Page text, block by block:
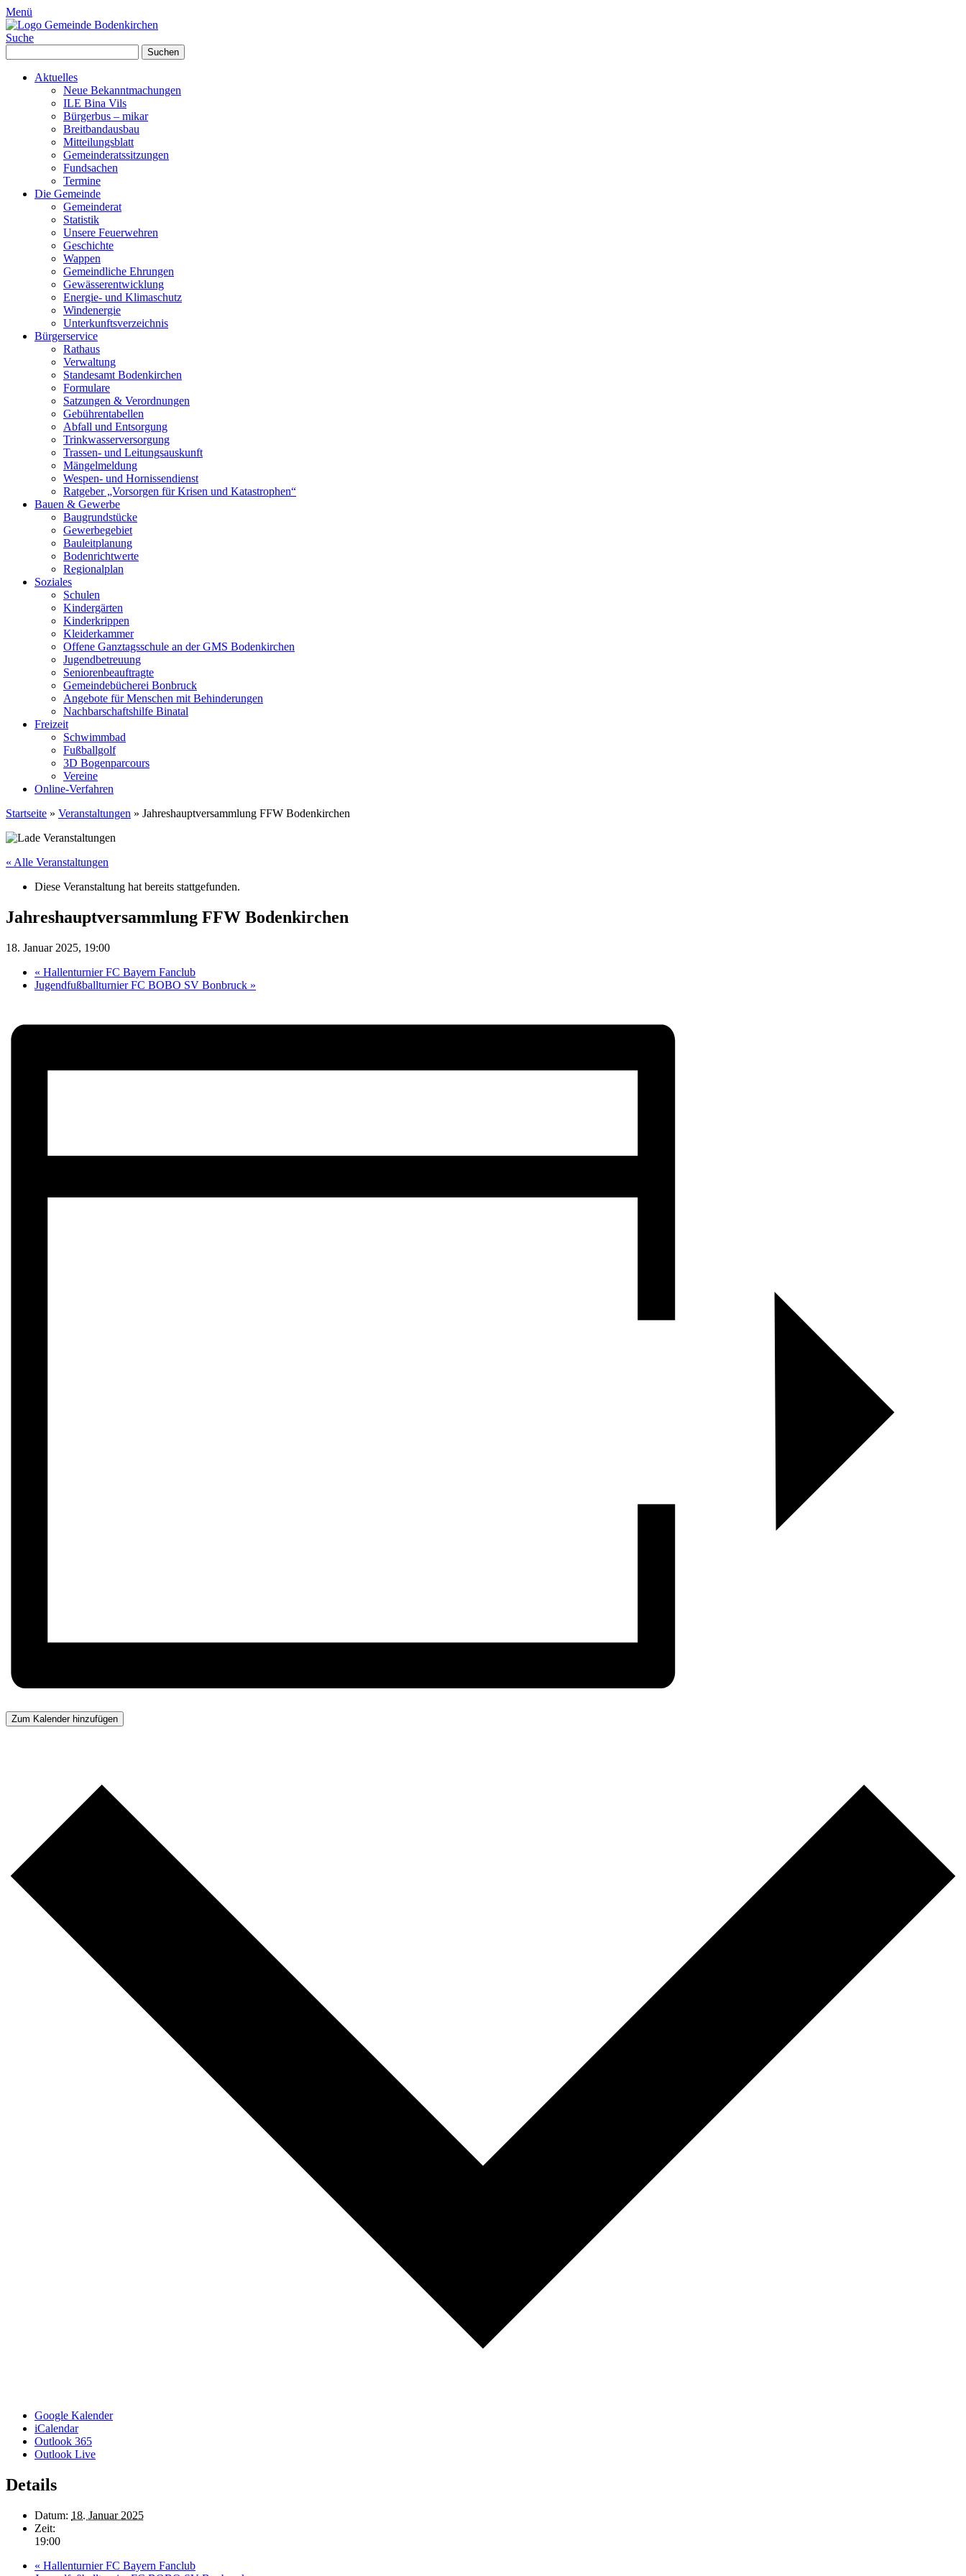
Menü
Suche
nach:
Aktuelles
Neue Bekanntmachungen
ILE Bina Vils
Bürgerbus – mikar
Breitbandausbau
Mitteilungsblatt
Gemeinderatssitzungen
Fundsachen
Termine
Die Gemeinde
Gemeinderat
Statistik
Unsere Feuerwehren
Geschichte
Wappen
Gemeindliche Ehrungen
Gewässerentwicklung
Energie- und Klimaschutz
Windenergie
Unterkunftsverzeichnis
Bürgerservice
Rathaus
Verwaltung
Standesamt Bodenkirchen
Formulare
Satzungen & Verordnungen
Gebührentabellen
Abfall und Entsorgung
Trinkwasserversorgung
Trassen- und Leitungsauskunft
Mängelmeldung
Wespen- und Hornissendienst
Ratgeber „Vorsorgen für Krisen und Katastrophen“
Bauen & Gewerbe
Baugrundstücke
Gewerbegebiet
Bauleitplanung
Bodenrichtwerte
Regionalplan
Soziales
Schulen
Kindergärten
Kinderkrippen
Kleiderkammer
Offene Ganztagsschule an der GMS Bodenkirchen
Jugendbetreuung
Seniorenbeauftragte
Gemeindebücherei Bonbruck
Angebote für Menschen mit Behinderungen
Nachbarschaftshilfe Binatal
Freizeit
Schwimmbad
Fußballgolf
3D Bogenparcours
Vereine
Online-Verfahren
Startseite » Veranstaltungen » Jahreshauptversammlung FFW Bodenkirchen
« Alle Veranstaltungen
Diese Veranstaltung hat bereits stattgefunden.
Jahreshauptversammlung FFW Bodenkirchen
18. Januar 2025, 19:00
« Hallenturnier FC Bayern Fanclub
Jugendfußballturnier FC BOBO SV Bonbruck »
Zum Kalender hinzufügen
Google Kalender
iCalendar
Outlook 365
Outlook Live
Details
Datum: 18. Januar 2025
Zeit:
19:00
« Hallenturnier FC Bayern Fanclub